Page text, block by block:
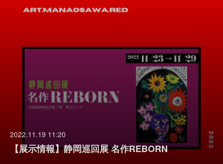
2022.11.19 11:20
【展示情報】静岡巡回展 名作REBORN